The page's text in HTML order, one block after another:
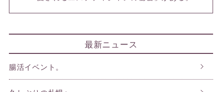
最新ニュース
腸活イベント。